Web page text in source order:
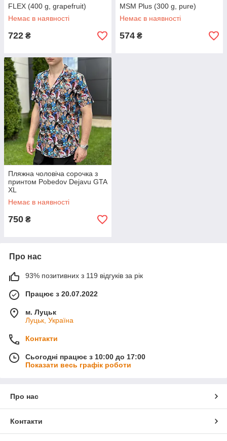
FLEX (400 g, grapefruit)
Немає в наявності
722 ₴
MSM Plus (300 g, pure)
Немає в наявності
574 ₴
Пляжна чоловіча сорочка з
принтом Pobedov Dejavu GTA
XL
Немає в наявності
750 ₴
Про нас
93% позитивних з 119 відгуків за рік
Працює з 20.07.2022
м. Луцьк
Луцьк, Україна
Контакти
Сьогодні працює з 10:00 до 17:00
Показати весь графік роботи
Про нас
Контакти